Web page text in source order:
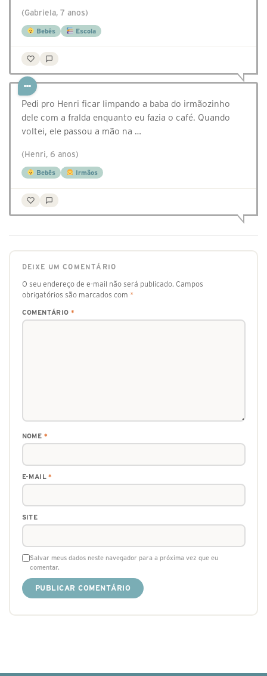
(Gabriela, 7 anos)
Bebês Escola
Pedi pro Henri ficar limpando a baba do irmãozinho
dele com a fralda enquanto eu fazia o café. Quando
voltei, ele passou a mão na …
(Henri, 6 anos)
Bebês Irmãos
DEIXE UM COMENTÁRIO
O seu endereço de e-mail não será publicado. Campos
obrigatórios são marcados com *
COMENTÁRIO *
NOME *
E-MAIL*
SITE
Salvar meus dados neste navegador para a próxima vez que eu
comentar.